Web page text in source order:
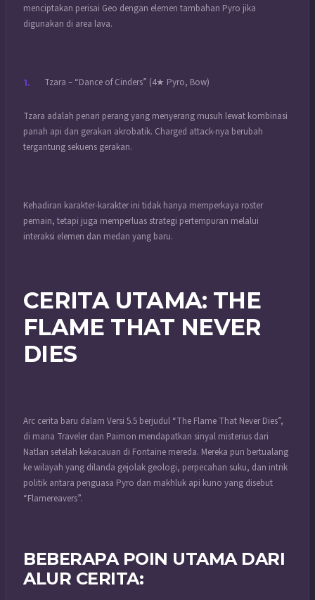
menciptakan perisai Geo dengan elemen tambahan Pyro jika
digunakan di area lava.
Tzara – “Dance of Cinders” (4★ Pyro, Bow)
Tzara adalah penari perang yang menyerang musuh lewat kombinasi
panah api dan gerakan akrobatik. Charged attack-nya berubah
tergantung sekuens gerakan.
Kehadiran karakter-karakter ini tidak hanya memperkaya roster
pemain, tetapi juga memperluas strategi pertempuran melalui
interaksi elemen dan medan yang baru.
CERITA UTAMA: THE
FLAME THAT NEVER
DIES
Arc cerita baru dalam Versi 5.5 berjudul “The Flame That Never Dies”,
di mana Traveler dan Paimon mendapatkan sinyal misterius dari
Natlan setelah kekacauan di Fontaine mereda. Mereka pun bertualang
ke wilayah yang dilanda gejolak geologi, perpecahan suku, dan intrik
politik antara penguasa Pyro dan makhluk api kuno yang disebut
“Flamereavers”.
BEBERAPA POIN UTAMA DARI
ALUR CERITA: